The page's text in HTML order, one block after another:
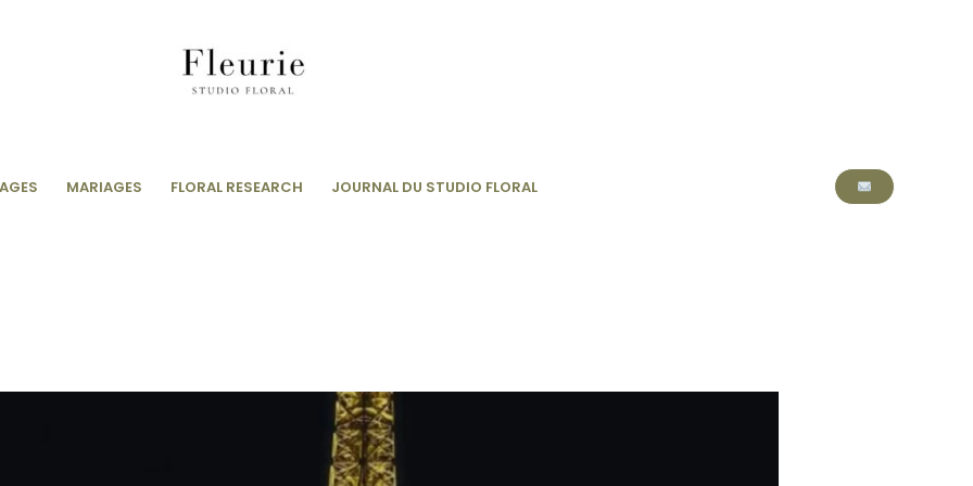
MARIAGES FLORAL RESEARCH JOURNAL DU STUDIO FLORAL